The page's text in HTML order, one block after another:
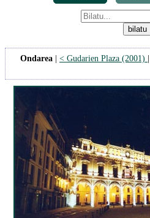
Ondarea | < Gudarien Plaza (2001) |